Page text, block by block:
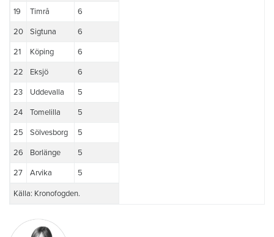
19 Timrå 6
20 Sigtuna 6
21 Köping 6
22 Eksjö 6
23 Uddevalla 5
24 Tomelilla 5
25 Sölvesborg 5
26 Borlänge 5
27 Arvika 5
Källa: Kronofogden.